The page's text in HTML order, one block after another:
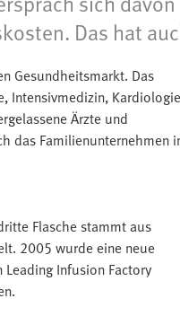
Das hat
Gesundheitsmarkt. Das
Intensivmedizin,
Ärzte und
das Familienunternehmen
Flasche stammt aus
2005 wurde eine neue
Infusion Factory